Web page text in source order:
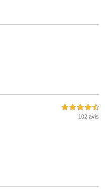
4,5 étoiles sur 5
102 avis